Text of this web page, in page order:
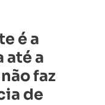
é a
até a
faz
de